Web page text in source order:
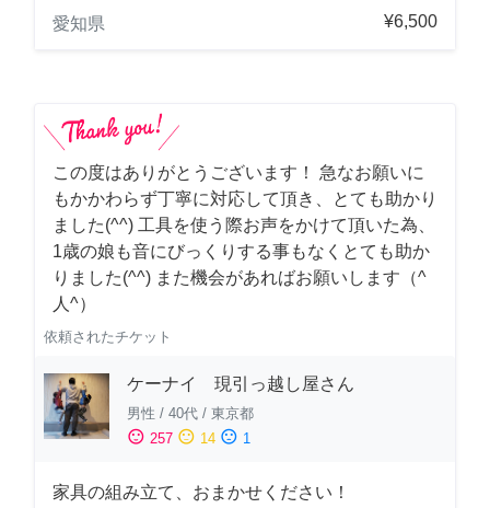
愛知県
¥6,500
この度はありがとうございます！ 急なお願いに
もかかわらず丁寧に対応して頂き、とても助かり
ました(^^) 工具を使う際お声をかけて頂いた為、
1歳の娘も音にびっくりする事もなくとても助か
りました(^^) また機会があればお願いします（^
人^）
依頼されたチケット
ケーナイ 現引っ越し屋さん
男性 / 40代 / 東京都
sentiment_satisfied 257 sentiment_neutral 14 sentiment_dissatisfied 1
家具の組み立て、おまかせください！